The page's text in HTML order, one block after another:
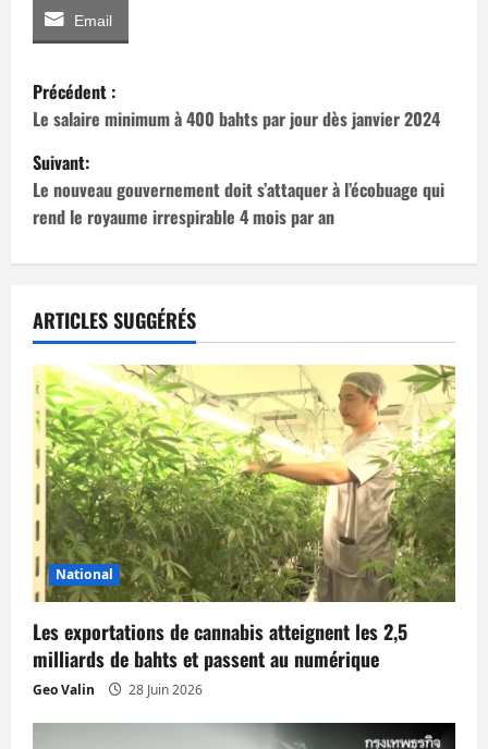
Email
N
a
v
i
g
a
t
i
o
n
d
’
a
r
t
Précédent :
Le salaire minimum à 400 bahts par jour dès janvier 2024
Suivant:
Le nouveau gouvernement doit s’attaquer à l’écobuage qui
rend le royaume irrespirable 4 mois par an
ARTICLES SUGGÉRÉS
National
Les exportations de cannabis atteignent les 2,5
milliards de bahts et passent au numérique
Geo Valin 28 Juin 2026